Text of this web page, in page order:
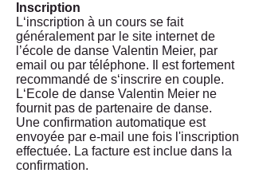
Inscription
L‘inscription à un cours se fait
généralement par le site internet de
l’école de danse Valentin Meier, par
email ou par téléphone. Il est fortement
recommandé de s‘inscrire en couple.
L‘Ecole de danse Valentin Meier ne
fournit pas de partenaire de danse.
Une confirmation automatique est
envoyée par e-mail une fois l'inscription
effectuée. La facture est inclue dans la
confirmation.